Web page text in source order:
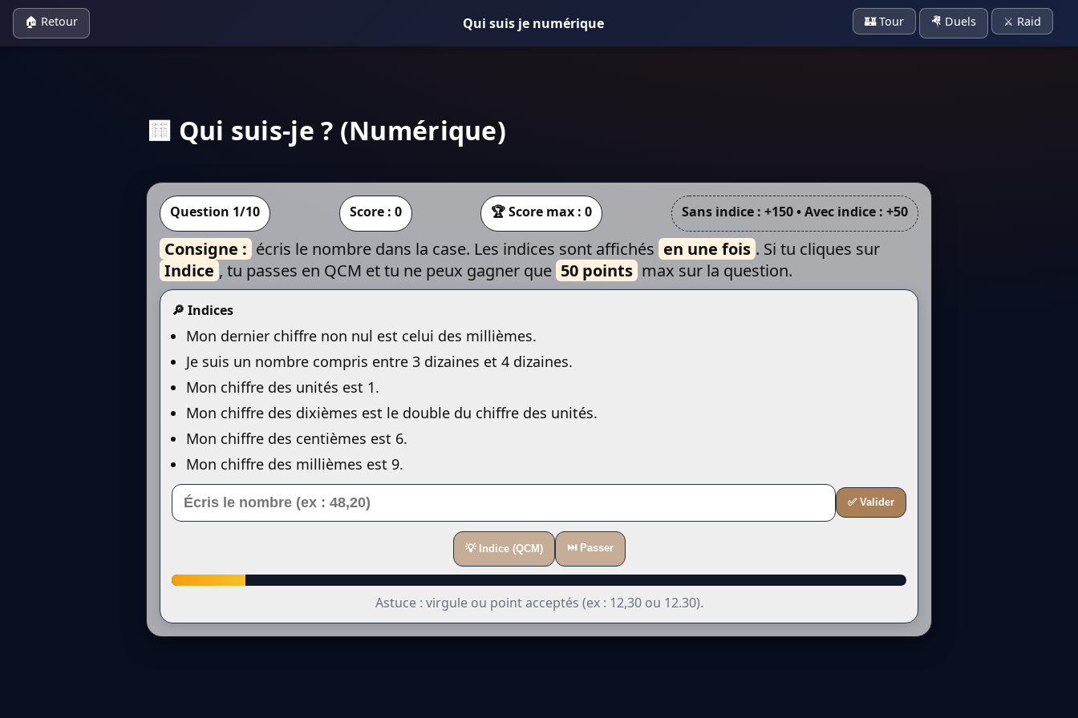
🏠 Retour Qui suis je numérique 🏰 Tour 🤻 Duels ⚔️ Raid
🟨 Qui suis-je ? (Numérique)
Question 1/10 Score : 0 🏆 Score max : 0 Sans indice : +150 • Avec indice : +50
Consigne : écris le nombre dans la case. Les indices sont affichés en une fois . Si tu cliques sur
Indice , tu passes en QCM et tu ne peux gagner que 50 points max sur la question.
🔎 Indices
Mon dernier chiffre non nul est celui des millièmes.
Je suis un nombre compris entre 3 dizaines et 4 dizaines.
Mon chiffre des unités est 1.
Mon chiffre des dixièmes est le double du chiffre des unités.
Mon chiffre des centièmes est 6.
Mon chiffre des millièmes est 9.
✅ Valider
💡 Indice (QCM) ⏭️ Passer
Astuce : virgule ou point acceptés (ex : 12,30 ou 12.30).
Panneau de gestion des cookies